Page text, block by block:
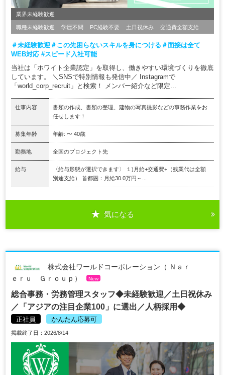
業界未経験歓迎
職種未経験歓迎 学歴不問 PC経験不要 土日祝休み 交通費全額支給
＃未経験歓迎＃この先困らないスキルを身につける＃面接は全て
WEB対応 #スピード入社可能
当社は「ホワイト企業認定」を取得し、働きやすい環境づくりを徹底
しています。 ＼SNSで特別情報も発信中／ Instagramで
「world_corp_recruit」と検索！ メンバー紹介など限定...
仕事内容
書類の作成、書類の整理、建物の写真撮影などの事務作業をお
任せします！
募集年齢 年齢: 〜 40歳
勤務地 全国のプロジェクト先
給与
〈給与形態が選択できます〉 １)月給+交通費+（残業代は全額
別途支給） 首都圏：月給30.0万円～...
気になる
株式会社ワールドコーポレーション（ Ｎａｒ
ｅｒｕ Ｇｒｏｕｐ）
New
総合事務・労務管理スタッフ◆未経験歓迎／土日祝休み
／「アジアの注目企業100」に選出／人柄採用◆
正社員 かんたん応募可
掲載終了日：2026/8/14